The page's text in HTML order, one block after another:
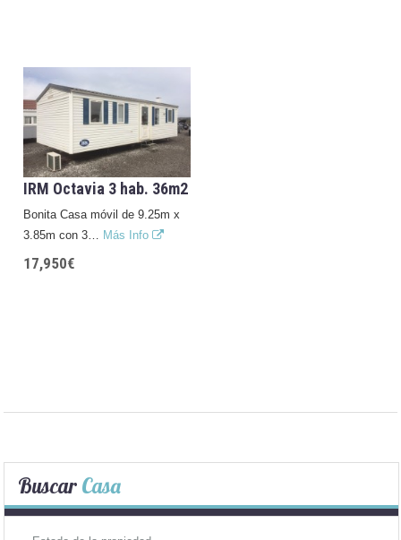
IRM Octavia 3 hab. 36m2
Bonita Casa móvil de 9.25m x
3.85m con 3… Más Info
17,950€
Buscar Casa